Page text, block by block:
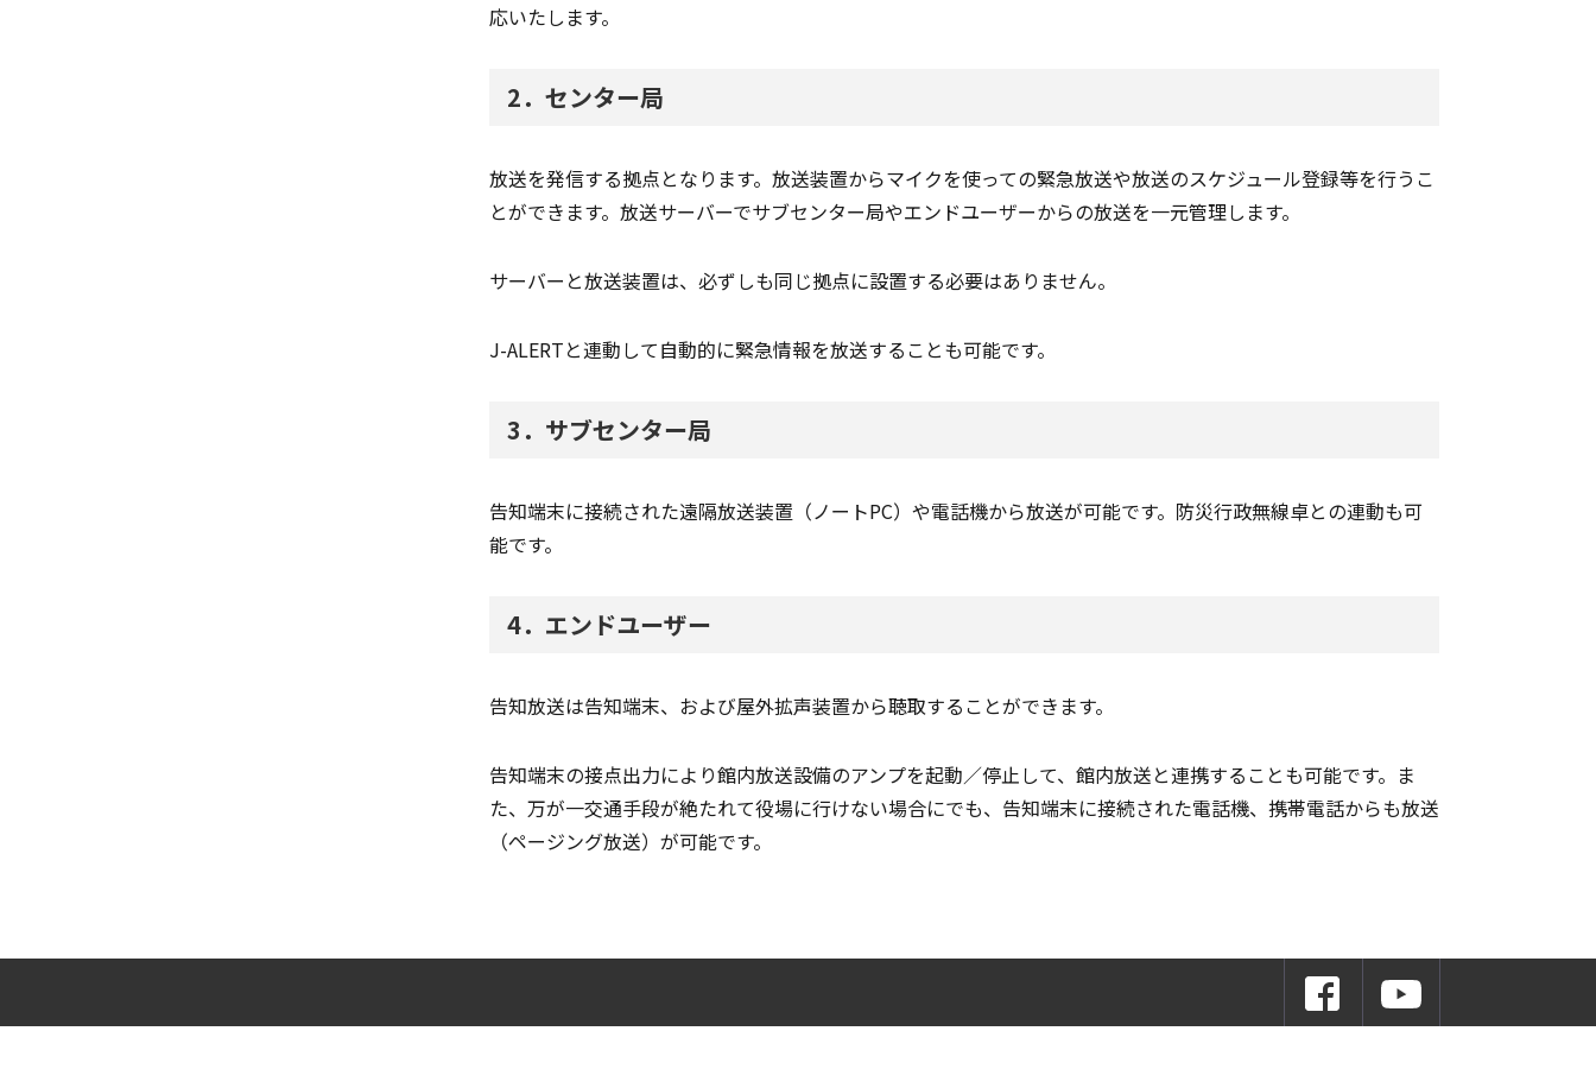
応いたします。
2．センター局
放送を発信する拠点となります。放送装置からマイクを使っての緊急放送や放送のスケジュール登録等を行うこ
とができます。放送サーバーでサブセンター局やエンドユーザーからの放送を一元管理します。
サーバーと放送装置は、必ずしも同じ拠点に設置する必要はありません。
J-ALERTと連動して自動的に緊急情報を放送することも可能です。
3．サブセンター局
告知端末に接続された遠隔放送装置（ノートPC）や電話機から放送が可能です。防災行政無線卓との連動も可
能です。
4．エンドユーザー
告知放送は告知端末、および屋外拡声装置から聴取することができます。
告知端末の接点出力により館内放送設備のアンプを起動／停止して、館内放送と連携することも可能です。ま
た、万が一交通手段が絶たれて役場に行けない場合にでも、告知端末に接続された電話機、携帯電話からも放送
（ページング放送）が可能です。